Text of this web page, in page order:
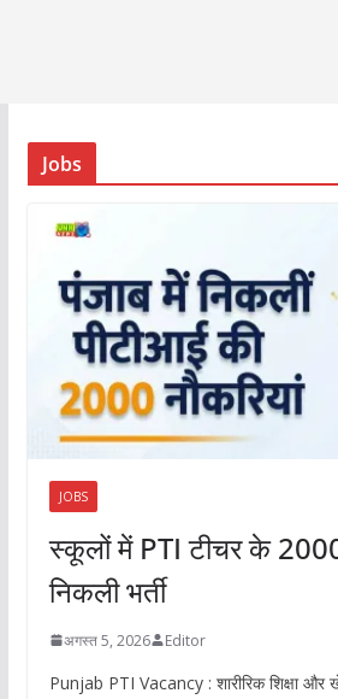
Jobs
JOBS
स्कूलों में PTI टीचर के
निकली भर्ती
अगस्त 5, 2026 Editor
Punjab PTI Vacancy : शारीरिक शिक्षा